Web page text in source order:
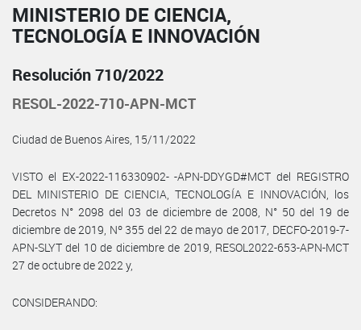
MINISTERIO DE CIENCIA,
TECNOLOGÍA E INNOVACIÓN
Resolución 710/2022
RESOL-2022-710-APN-MCT
Ciudad de Buenos Aires, 15/11/2022
VISTO el EX-2022-116330902- -APN-DDYGD#MCT del REGISTRO
DEL MINISTERIO DE CIENCIA, TECNOLOGÍA E INNOVACIÓN, los
Decretos N° 2098 del 03 de diciembre de 2008, N° 50 del 19 de
diciembre de 2019, Nº 355 del 22 de mayo de 2017, DECFO-2019-7-
APN-SLYT del 10 de diciembre de 2019, RESOL2022-653-APN-MCT
27 de octubre de 2022 y,
CONSIDERANDO: